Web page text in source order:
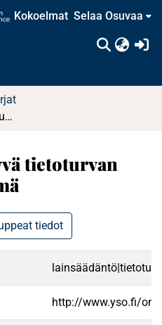
Kokoelmat Selaa Osuvaa
Organisaation hyvä tietoturvan sääntelyjärjestelmä
tietoturvan
tiedot
http://www.yso.fi/